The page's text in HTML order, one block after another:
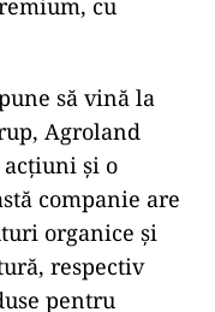
lor”,
o prezență
de Valori
(iunie),
privat
în Sistemul